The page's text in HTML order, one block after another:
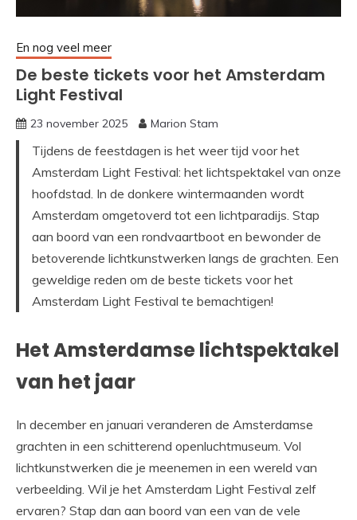
En nog veel meer
De beste tickets voor het Amsterdam
Light Festival
23 november 2025 Marion Stam
Tijdens de feestdagen is het weer tijd voor het
Amsterdam Light Festival: het lichtspektakel van onze
hoofdstad. In de donkere wintermaanden wordt
Amsterdam omgetoverd tot een lichtparadijs. Stap
aan boord van een rondvaartboot en bewonder de
betoverende lichtkunstwerken langs de grachten. Een
geweldige reden om de beste tickets voor het
Amsterdam Light Festival te bemachtigen!
Het Amsterdamse lichtspektakel
van het jaar
In december en januari veranderen de Amsterdamse
grachten in een schitterend openluchtmuseum. Vol
lichtkunstwerken die je meenemen in een wereld van
verbeelding. Wil je het Amsterdam Light Festival zelf
ervaren? Stap dan aan boord van een van de vele